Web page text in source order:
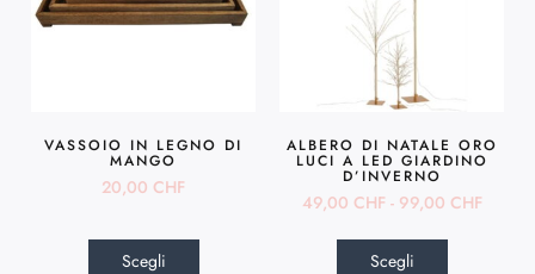
VASSOIO IN LEGNO DI
MANGO
20,00 CHF
Scegli
ALBERO DI NATALE ORO
LUCI A LED GIARDINO
D’INVERNO
49,00 CHF - 99,00 CHF
Scegli